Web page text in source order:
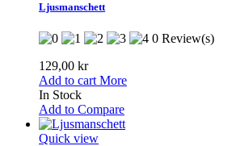
Ljusmanschett
0 Review(s)
129,00 kr
Add to cart More
In Stock
Add to Compare
Quick view